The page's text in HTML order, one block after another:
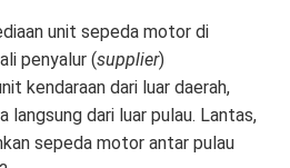
unit sepeda motor di
penyalur (supplier)
kendaraan dari luar daerah,
langsung dari luar pulau. Lantas,
sepeda motor antar pulau